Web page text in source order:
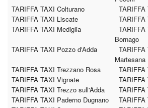
TARIFFA TAXI Colturano
TARIFFA TAXI Liscate
TARIFFA TAXI Mediglia
Bornago
TARIFFA TAXI Pozzo d'Adda
Martesana
TARIFFA TAXI Trezzano Rosa
TARIFFA TAXI Vignate
TARIFFA TAXI Trezzo sull'Adda
TARIFFA
TARIFFA TAXI Paderno Dugnano
TARIFFA